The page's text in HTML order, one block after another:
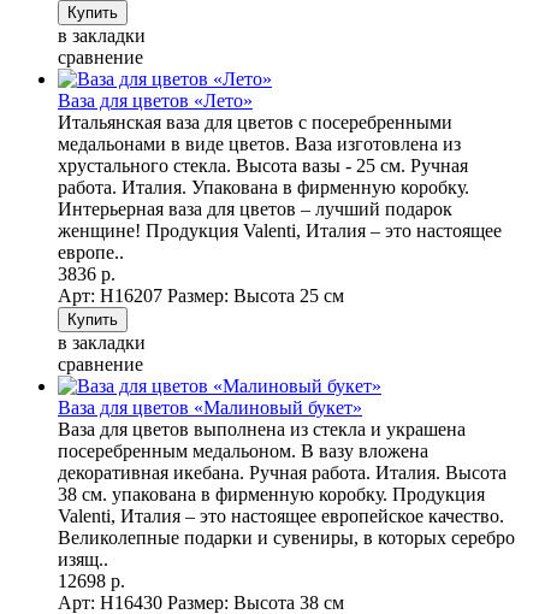
в закладки
сравнение
Ваза для цветов «Лето»
Итальянская ваза для цветов с посеребренными
медальонами в виде цветов. Ваза изготовлена из
хрустального стекла. Высота вазы - 25 см. Ручная
работа. Италия. Упакована в фирменную коробку.
Интерьерная ваза для цветов – лучший подарок
женщине! Продукция Valenti, Италия – это настоящее
европе..
3836 р.
Арт: Н16207 Размер: Высота 25 см
в закладки
сравнение
Ваза для цветов «Малиновый букет»
Ваза для цветов выполнена из стекла и украшена
посеребренным медальоном. В вазу вложена
декоративная икебана. Ручная работа. Италия. Высота
38 см. упакована в фирменную коробку. Продукция
Valenti, Италия – это настоящее европейское качество.
Великолепные подарки и сувениры, в которых серебро
изящ..
12698 р.
Арт: Н16430 Размер: Высота 38 см